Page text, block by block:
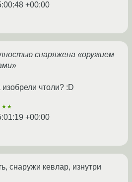
+00:00
снаряжена «оружием
чтоли? :D
+00:00
снаружи кевлар, изнутри